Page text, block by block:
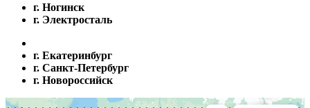
г. Ногинск
г. Электросталь
г. Екатеринбург
г. Санкт-Петербург
г. Новороссийск